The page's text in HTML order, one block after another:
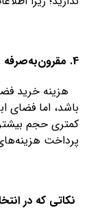
4. مقرون‌به‌صرفه بودن:
هزینه خرید
باشد، اما فضای
کمتری حجم
پرداخت
نکاتی که در